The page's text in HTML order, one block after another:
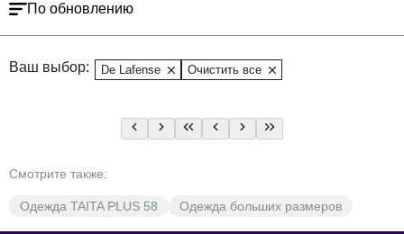
По обновлению
Ваш выбор: De Lafense Очистить все
Смотрите также:
Одежда TAITA PLUS 58 Одежда больших размеров